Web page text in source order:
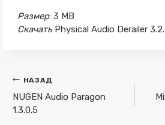
Размер: 3 MB
Скачать Physical Audio Derailer
Навигация
по
записям
НАЗАД
NUGEN Audio Paragon
1.3.0.5